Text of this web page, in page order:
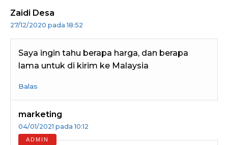
Zaidi Desa
27/12/2020 pada 18:52
Saya ingin tahu berapa harga, dan berapa
lama untuk di kirim ke Malaysia
Balas
marketing
04/01/2021 pada 10:12